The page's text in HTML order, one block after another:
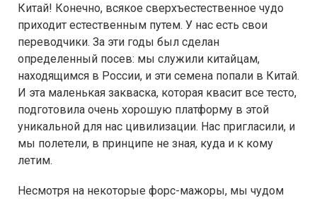
Китай! Конечно, всякое сверхъестественное чудо
приходит естественным путем. У нас есть свои
переводчики. За эти годы был сделан
определенный посев: мы служили китайцам,
находящимся в России, и эти семена попали в Китай.
И эта маленькая закваска, которая квасит все тесто,
подготовила очень хорошую платформу в этой
уникальной для нас цивилизации. Нас пригласили, и
мы полетели, в принципе не зная, куда и к кому
летим.
Несмотря на некоторые форс-мажоры, мы чудом